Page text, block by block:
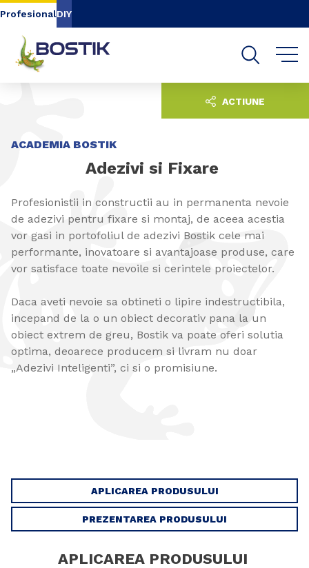
Go to content
ProfesionalDIY
ACADEMIA BOSTIK
Adezivi si Fixare
Profesionistii in constructii au in permanenta nevoie
de adezivi pentru fixare si montaj, de aceea acestia
vor gasi in portofoliul de adezivi Bostik cele mai
performante, inovatoare si avantajoase produse, care
vor satisface toate nevoile si cerintele proiectelor.
Daca aveti nevoie sa obtineti o lipire indestructibila,
incepand de la o un obiect decorativ pana la un
obiect extrem de greu, Bostik va poate oferi solutia
optima, deoarece producem si livram nu doar
„Adezivi Inteligenti”, ci si o promisiune.
ACTIUNE
APLICAREA PRODUSULUI
PREZENTAREA PRODUSULUI
APLICAREA PRODUSULUI